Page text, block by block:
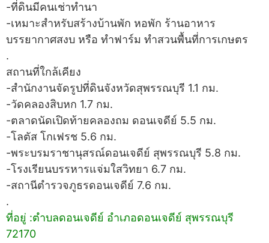
-ที่ดินมีคนเช่าทำนา
-เหมาะสำหรับสร้างบ้านพัก หอพัก ร้านอาหาร
บรรยากาศสงบ หรือ ทำฟาร์ม ทำสวนพื้นที่การเกษตร
.
สถานที่ใกล้เคียง
-สำนักงานจัดรูปที่ดินจังหวัดสุพรรณบุรี 1.1 กม.
-วัดคลองสิบหก 1.7 กม.
-ตลาดนัดเปิดท้ายคลองถม ดอนเจดีย์ 5.5 กม.
-โลตัส โกเฟรช 5.6 กม.
-พระบรมราชานุสรณ์ดอนเจดีย์ สุพรรณบุรี 5.8 กม.
-โรงเรียนบรรหารแจ่มใสวิทยา 6.7 กม.
-สถานีตำรวจภูธรดอนเจดีย์ 7.6 กม.
.
ที่อยู่ :ตำบลดอนเจดีย์ อำเภอดอนเจดีย์ สุพรรณบุรี
72170